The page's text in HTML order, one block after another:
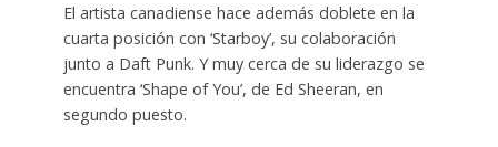
El artista canadiense hace además doblete en la
cuarta posición con ‘Starboy’, su colaboración
junto a Daft Punk. Y muy cerca de su liderazgo se
encuentra ‘Shape of You’, de Ed Sheeran, en
segundo puesto.